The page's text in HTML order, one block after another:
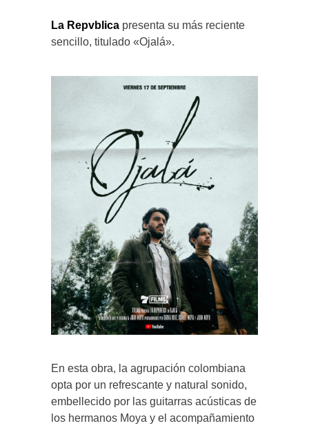
La Repvblica presenta su más reciente
sencillo, titulado «Ojalá».
En esta obra, la agrupación colombiana
opta por un refrescante y natural sonido,
embellecido por las guitarras acústicas de
los hermanos Moya y el acompañamiento